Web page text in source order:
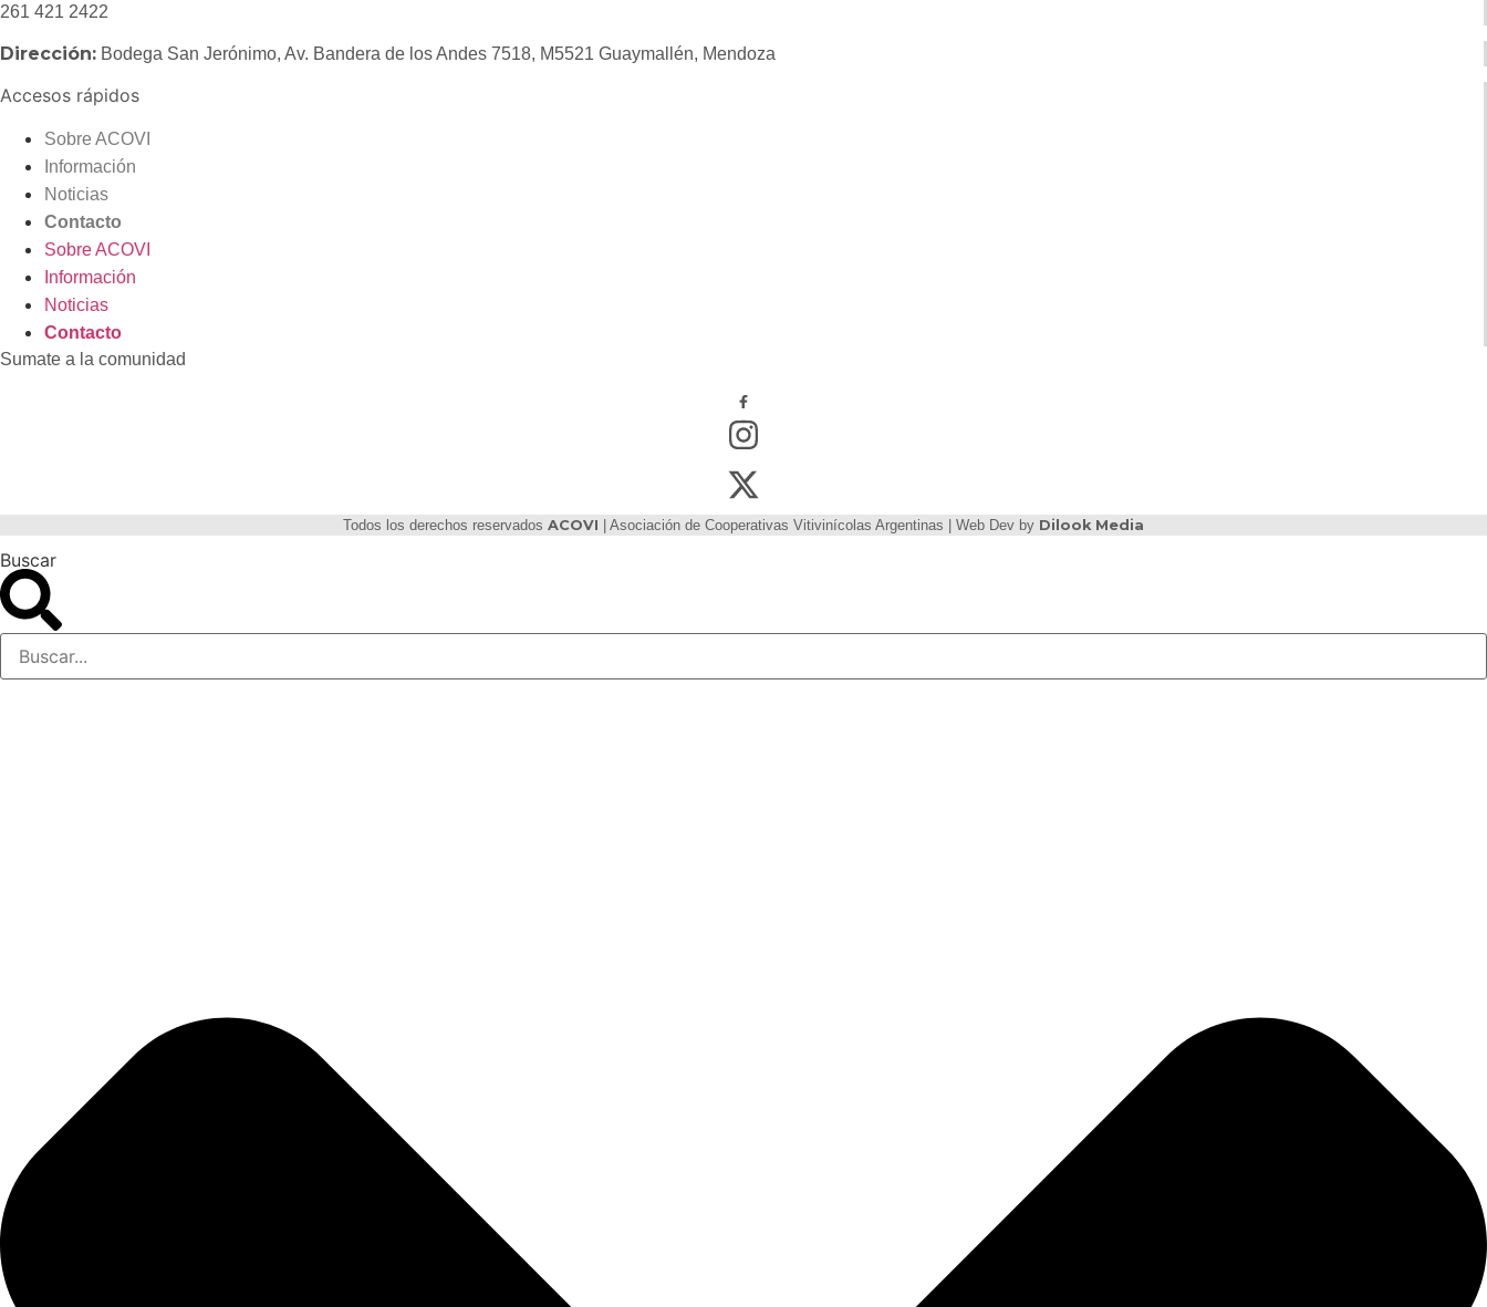
261 421 2422
Dirección: Bodega San Jerónimo, Av. Bandera de los Andes 7518, M5521 Guaymallén, Mendoza
Accesos rápidos
Sobre ACOVI
Información
Noticias
Contacto
Sobre ACOVI
Información
Noticias
Contacto
Sumate a la comunidad
Todos los derechos reservados ACOVI | Asociación de Cooperativas Vitivinícolas Argentinas | Web Dev by Dilook Media
Buscar